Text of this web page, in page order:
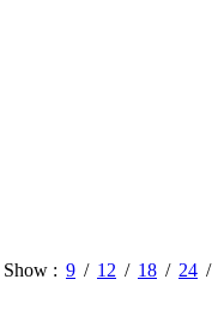
Show 9 12 18 24